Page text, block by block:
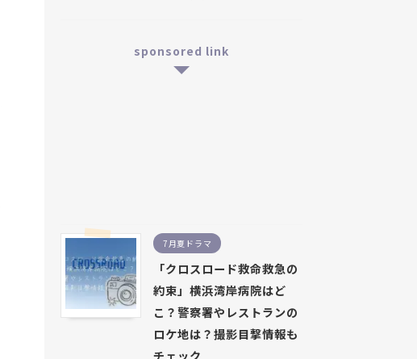
sponsored link
7月夏ドラマ
「クロスロード救命救急の
約束」横浜湾岸病院はど
こ？警察署やレストランの
ロケ地は？撮影目撃情報も
チェック